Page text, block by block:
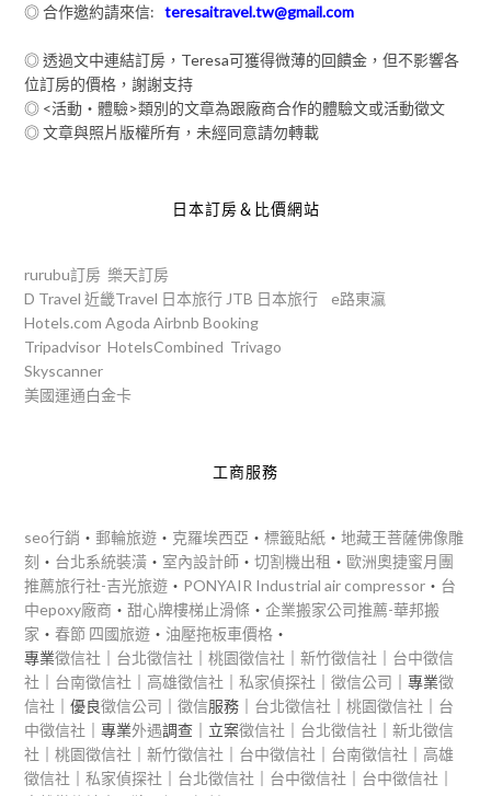
◎ 合作邀約請來信:teresaitravel.tw@gmail.com
◎ 透過文中連結訂房，Teresa可獲得微薄的回饋金，但不影響各
位訂房的價格，謝謝支持
◎ <活動‧體驗>類別的文章為跟廠商合作的體驗文或活動徵文
◎ 文章與照片版權所有，未經同意請勿轉載
日本訂房＆比價網站
rurubu訂房 樂天訂房
D Travel 近畿Travel 日本旅行 JTB 日本旅行
e路東瀛
Hotels.com Agoda Airbnb Booking
Tripadvisor HotelsCombined Trivago
Skyscanner
美國運通白金卡
工商服務
seo行銷 ‧郵輪旅遊 ‧ 克羅埃西亞 ‧標籤貼紙 ‧地藏王菩薩佛像雕
刻 ‧ 台北系統裝潢 ‧ 室內設計師 ‧切割機出租 ‧歐洲奧捷蜜月團
推薦旅行社-吉光旅遊 ‧ PONYAIR Industrial air compressor ‧ 台
中epoxy廠商 ‧甜心牌樓梯止滑條 ‧企業搬家公司推薦-華邦搬
家 ‧春節 四國旅遊 ‧ 油壓拖板車價格 ‧
專業徵信社 台北徵信社 ｜桃園徵信社 ｜新竹徵信社
台中徵信
社
台南徵信社 高雄徵信社 ｜私家偵探社 ｜徵信公司 ｜專業徵
信社 ｜優良徵信公司 ｜徵信服務｜ 台北徵信社 ｜桃園徵信社
台
中徵信社 ｜專業外遇調查｜立案徵信社 台北徵信社 ｜新北徵信
社 ｜桃園徵信社 ｜新竹徵信社 台中徵信社 台南徵信社
高雄
徵信社 ｜私家偵探社 台北徵信社 台中徵信社 台中徵信社